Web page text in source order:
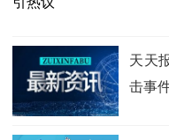
天天
击事